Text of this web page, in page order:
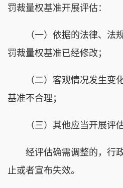
罚裁量权基准开展评估：
（一）依据的法律、法规
罚裁量权基准已经修改；
（二）客观情况发生变化
基准不合理；
（三）其他应当开展评估
经评估确需调整的，行政
止或者宣布失效。